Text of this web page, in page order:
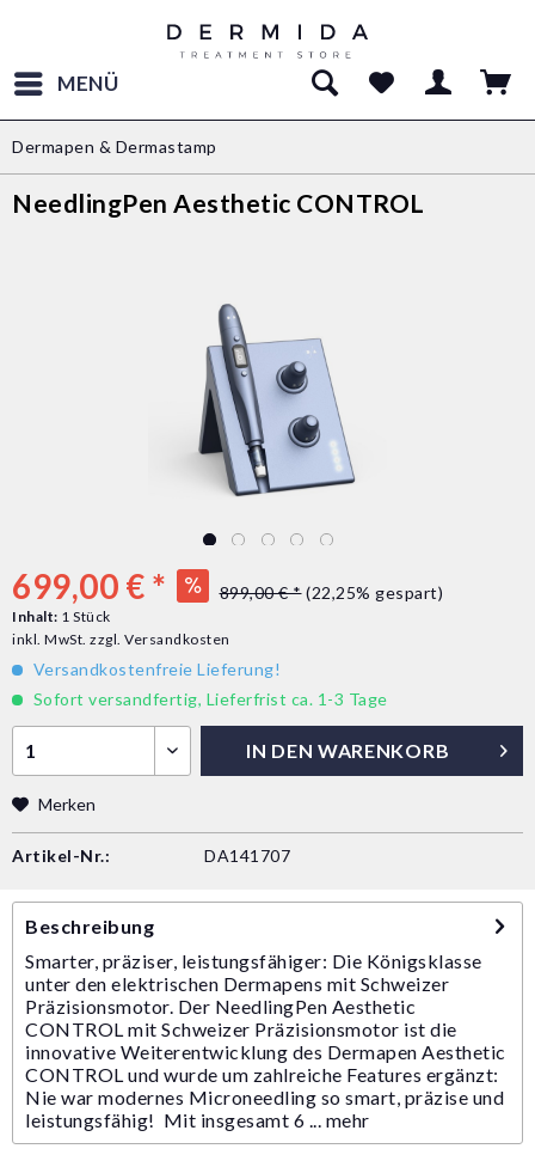
MENÜ
Dermapen & Dermastamp
NeedlingPen Aesthetic CONTROL
699,00 € * 899,00 € * (22,25% gespart)
Inhalt: 1 Stück
inkl. MwSt. zzgl. Versandkosten
Versandkostenfreie Lieferung!
Sofort versandfertig, Lieferfrist ca. 1-3 Tage
IN DEN WARENKORB
Merken
Artikel-Nr.: DA141707
Beschreibung
Smarter, präziser, leistungsfähiger: Die Königsklasse
unter den elektrischen Dermapens mit Schweizer
Präzisionsmotor. Der NeedlingPen Aesthetic
CONTROL mit Schweizer Präzisionsmotor ist die
innovative Weiterentwicklung des Dermapen Aesthetic
CONTROL und wurde um zahlreiche Features ergänzt:
Nie war modernes Microneedling so smart, präzise und
leistungsfähig! Mit insgesamt 6 ... mehr